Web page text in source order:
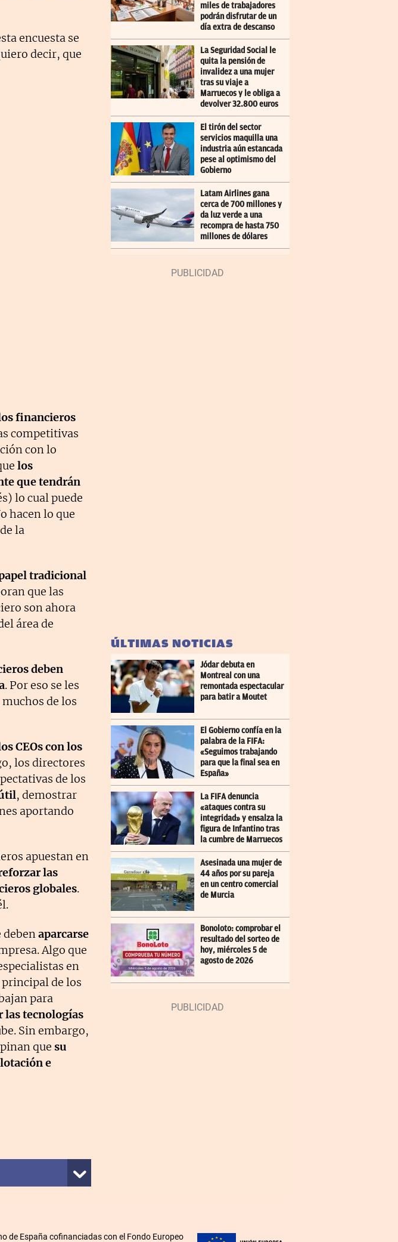
encuesta se
decir, que
financieros
competitivas
con lo
los
que tendrán
lo cual puede
hacen lo que
la
tradicional
que las
son ahora
área de
deben
. Por eso se les
de los
CEOs con los
los directores
de los
, demostrar
aportando
apuestan en
las
globales.
debenaparcarse
Algo que
en
de los
para
las tecnologías
Sin embargo,
que su
e
miles de trabajadores
podrán disfrutar de un
día extra de descanso
La Seguridad Social le
quita la pensión de
invalidez a una mujer
tras su viaje a
Marruecos y le obliga a
devolver 32.800 euros
El tirón del sector
servicios maquilla una
industria aún estancada
pese al optimismo del
Gobierno
Latam Airlines gana
cerca de 700 millones y
da luz verde a una
recompra de hasta 750
millones de dólares
ÚLTIMAS NOTICIAS
Jódar debuta en
Montreal con una
remontada espectacular
para batir a Moutet
El Gobierno confía en la
palabra de la FIFA:
«Seguimos trabajando
para que la final sea en
España»
La FIFA denuncia
«ataques contra su
integridad» y ensalza la
figura de Infantino tras
la cumbre de Marruecos
Asesinada una mujer de
44 años por su pareja
en un centro comercial
de Murcia
Bonoloto: comprobar el
resultado del sorteo de
hoy, miércoles 5 de
agosto de 2026
de España cofinanciadas con el Fondo Europeo